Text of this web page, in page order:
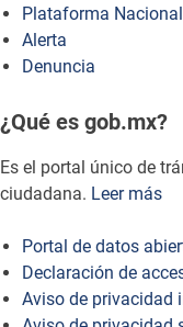
Plataforma
Alerta
Denuncia
¿Qué es gob.mx?
Es el portal único de
ciudadana. Leer más
Portal de datos
Declaración de
Aviso de privacidad